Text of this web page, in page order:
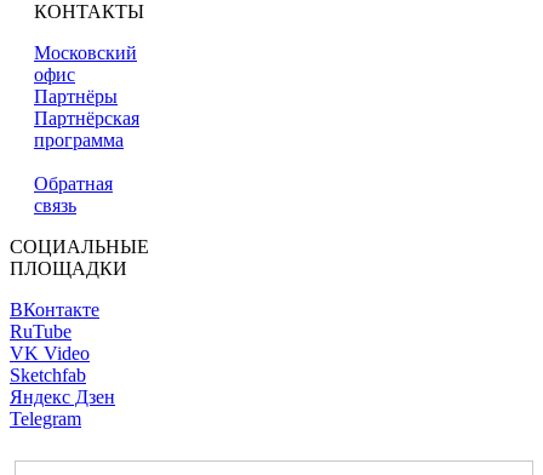
КОНТАКТЫ
Московский
офис
Партнёры
Партнёрская
программа
Обратная
связь
СОЦИАЛЬНЫЕ
ПЛОЩАДКИ
ВКонтакте
RuTube
VK Video
Sketchfab
Яндекс Дзен
Telegram